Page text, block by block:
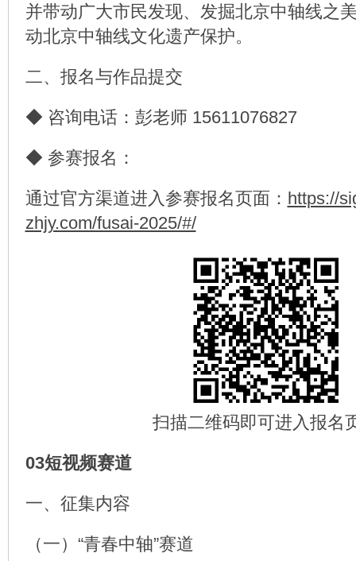
并带动广大市民发现、发掘北京中轴线之
动北京中轴线文化遗产保护。
二、报名与作品提交
◆ 咨询电话：彭老师 15611076827
◆ 参赛报名：
通过官方渠道进入参赛报名页面： https://
zhjy.com/fusai-2025/#/
扫描二维码即可进入报名
03短视频赛道
一、征集内容
（一）“青春中轴”赛道